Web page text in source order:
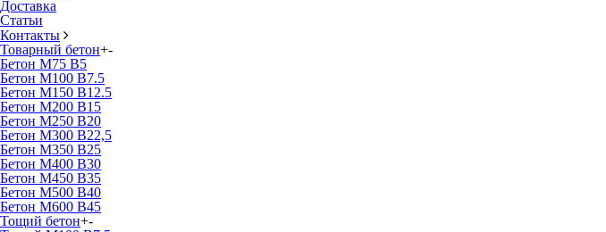
Доставка
Статьи
Контакты
Товарный бетон+-
Бетон М75 В5
Бетон М100 В7.5
Бетон М150 В12.5
Бетон М200 В15
Бетон М250 В20
Бетон М300 В22,5
Бетон М350 В25
Бетон М400 В30
Бетон М450 В35
Бетон М500 В40
Бетон М600 В45
Тощий бетон+-